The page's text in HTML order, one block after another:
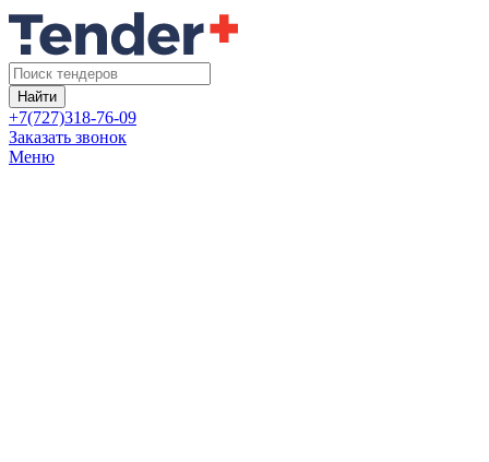
Найти
+7(727)318-76-09
Заказать звонок
Меню